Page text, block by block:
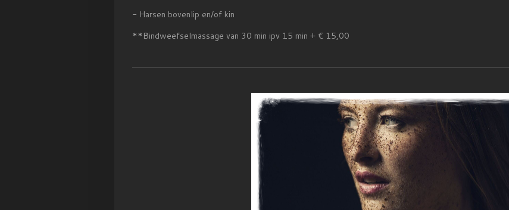
- Harsen bovenlip en/of kin
**Bindweefselmassage van 30 min ipv 15 min + € 15,00